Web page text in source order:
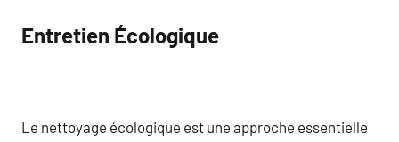
Entretien Écologique
Le nettoyage écologique est une approche essentielle